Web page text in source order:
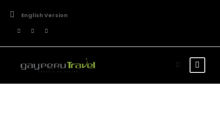
English Version